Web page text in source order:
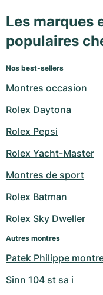
Les marques
populaires
Nos best-sellers
Montres occasion
Rolex Daytona
Rolex Pepsi
Rolex Yacht-Master
Montres de sport
Rolex Batman
Rolex Sky Dweller
Autres montres
Patek Philippe
Sinn 104 st sa i